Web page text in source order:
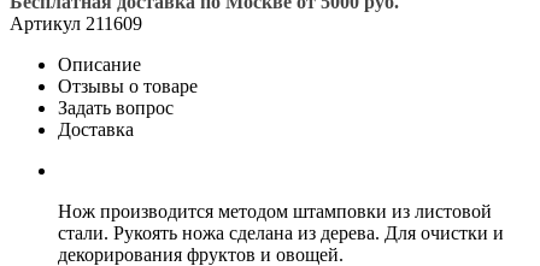
Артикул 211609
Описание
Отзывы о товаре
Задать вопрос
Доставка
Нож производится методом штамповки из листовой
стали. Рукоять ножа сделана из дерева. Для очистки и
декорирования фруктов и овощей.